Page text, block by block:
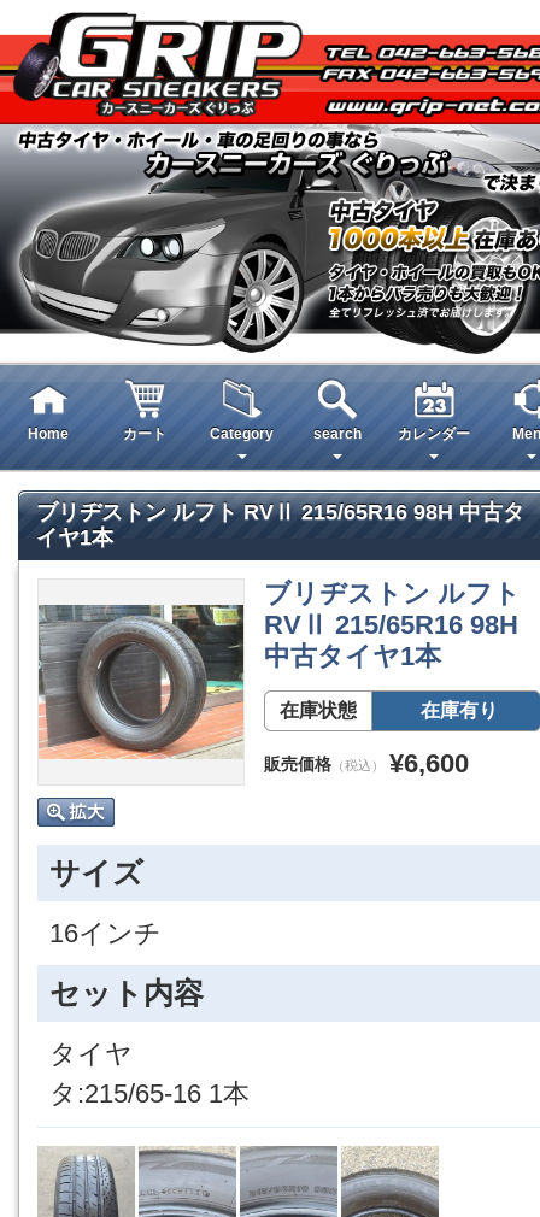
Home カート Category search カレンダー
ブリヂストン ルフト RVⅡ 215/65R16 98H 中古タ
イヤ1本
ブリヂストン ルフト
RVⅡ 215/65R16 98H
中古タイヤ1本
在庫状態 在庫有り
販売価格 （税込） ¥6,600
サイズ
16インチ
セット内容
タイヤ
タ:215/65-16 1本